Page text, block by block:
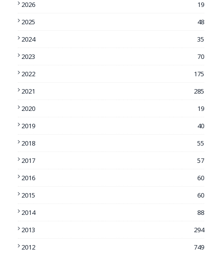
2026
19
2025
48
2024
35
2023
70
2022
175
2021
285
2020
19
2019
40
2018
55
2017
57
2016
60
2015
60
2014
88
2013
294
2012
749